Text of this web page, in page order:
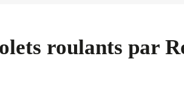
roulants par